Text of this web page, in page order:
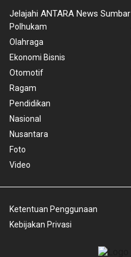
Jelajahi ANTARA News Sumbar
Polhukam
Olahraga
Ekonomi Bisnis
Otomotif
Ragam
Pendidikan
Nasional
Nusantara
Foto
Video
Ketentuan Penggunaan
Kebijakan Privasi